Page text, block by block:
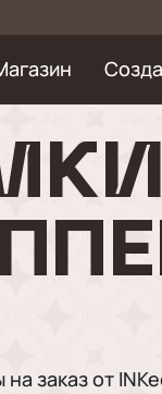
заказ от